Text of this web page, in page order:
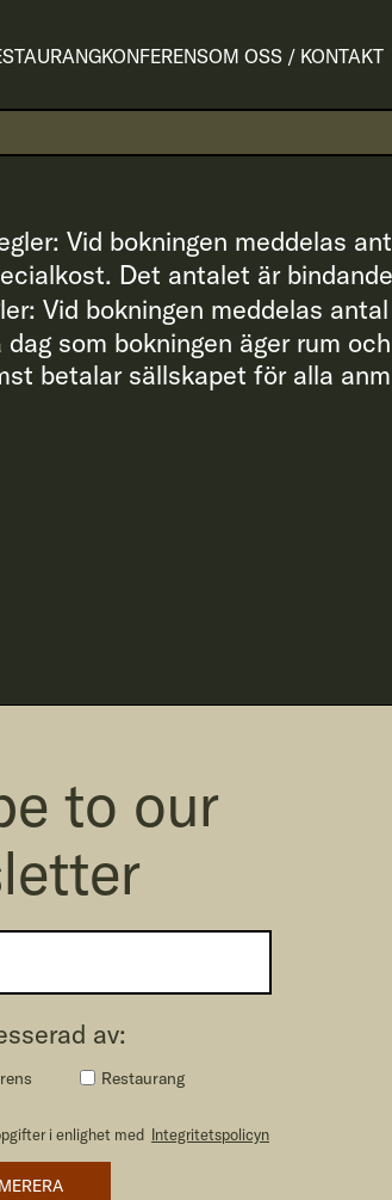
KONFERENSOM OSS / KONTAKT
Vid bokningen meddelas
Det antalet är
Vid bokningen meddelas
som bokningen äger rum
betalar sällskapet för alla
to our
av:
Restaurang
i enlighet med Integritetspolicyn